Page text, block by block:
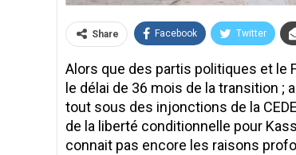
Share Facebook Twitter
Alors que des partis politiques et le
le délai de 36 mois de la transition
tout sous des injonctions de la
de la liberté conditionnelle pour
connait pas encore les raisons